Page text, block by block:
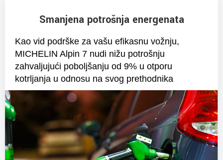
Smanjena potrošnja energenata
Kao vid podrške za vašu efikasnu vožnju,
MICHELIN Alpin 7 nudi nižu potrošnju
zahvaljujući poboljšanju od 9% u otporu
kotrljanja u odnosu na svog prethodnika